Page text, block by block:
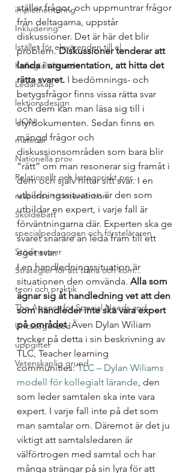
implementering
Inkludering
Istället för elevärenden till el...
Kollegialt lärande
Ledarskap
lektionsdesign
LION
material
Nationella prov
Relationellt och kategoriskt per...
response to intervention
Skoldebatt
specialpedagogen och försteläraren
Stödinsatser
Strategier för att träna och kom...
teori och praktik
The Agency for Special Needs and...
Uncategorized
uppgifter
Vetenskaplig grund
ställer frågor, och uppmuntrar frågor
från deltagarna, uppstår
diskussioner. Det är här det blir
problem. Diskussioner tenderar att
landa i argumentation, att hitta det
rätta svaret. I bedömnings- och
betygsfrågor finns vissa rätta svar
och dem kan man läsa sig till i
styrdokumenten. Sedan finns en
mängd frågor och
diskussionsområden som bara blir
“rätt” om man resonerar sig framåt i
dem och själv hittar sitt svar. I en
utbildningssituation är den som
utbildar en expert, i varje fall är
förväntningarna där. Experten ska ge
svaret snarare än leda fram till ett
eget svar.
I en handledningssituation är
situationen den omvända. Alla som
ägnar sig åt handledning vet att den
som handleder inte ska vara expert
på området. Även Dylan Wiliam
trycker på detta i sin beskrivning av
TLC, Teacher learning
communities: TLC – Dylan Wiliams
modell för kollegialt lärande, den
som leder samtalen ska inte vara
expert. I varje fall inte på det som
man samtalar om. Däremot är det ju
viktigt att samtalsledaren är
välförtrogen med samtal och har
många strängar på sin lyra för att